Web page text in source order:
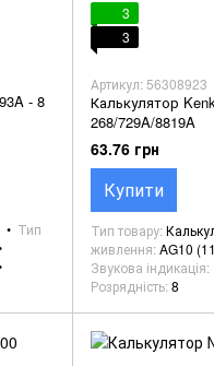
- 8
Тип
3
3
Артикул: 56308923
Калькулятор
268/729A/8819A
63.76 грн
Купити
Тип товару
живлення AG10
Звукова індикація
Розрядність 8